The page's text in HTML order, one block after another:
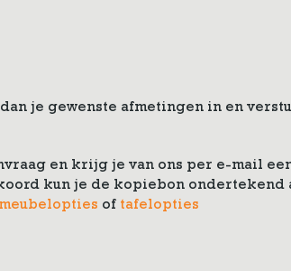
je gewenste afmetingen in en
en krijg je van ons per e-mail
kun je de kopiebon ondertekend
meubelopties of tafelopties